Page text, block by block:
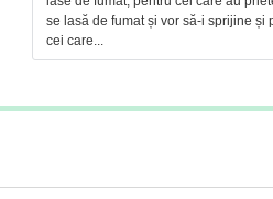
se lasă de fumat și vor să-i sprijine și
cei care...